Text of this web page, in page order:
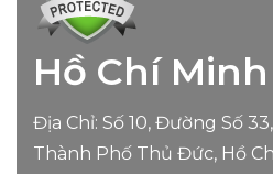
Hồ Chí Minh
Địa Chỉ: Số 10, Đường Số
Thành Phố Thủ Đức, Hồ